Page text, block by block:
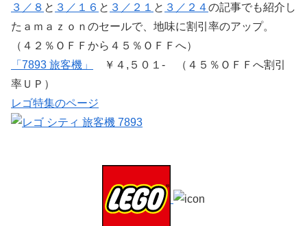
３／８ と ３／１６ と ３／２１ と ３／２４の記事でも紹介し
たａｍａｚｏｎのセールで、地味に割引率のアップ。
（４２％ＯＦＦから４５％ＯＦＦへ）
「7893 旅客機」
￥４,５０１- （４５％ＯＦＦへ割引
率ＵＰ）
レゴ特集のページ